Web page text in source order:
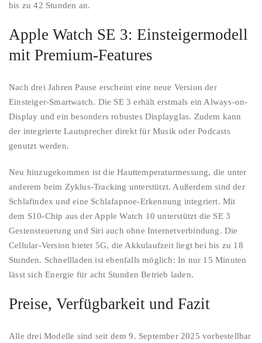
bis zu 42 Stunden an.
Apple Watch SE 3: Einsteigermodell
mit Premium-Features
Nach drei Jahren Pause erscheint eine neue Version der
Einsteiger-Smartwatch. Die SE 3 erhält erstmals ein Always-on-
Display und ein besonders robustes Displayglas. Zudem kann
der integrierte Lautsprecher direkt für Musik oder Podcasts
genutzt werden.
Neu hinzugekommen ist die Hauttemperaturmessung, die unter
anderem beim Zyklus-Tracking unterstützt. Außerdem sind der
Schlafindex und eine Schlafapnoe-Erkennung integriert. Mit
dem S10-Chip aus der Apple Watch 10 unterstützt die SE 3
Gestensteuerung und Siri auch ohne Internetverbindung. Die
Cellular-Version bietet 5G, die Akkulaufzeit liegt bei bis zu 18
Stunden. Schnellladen ist ebenfalls möglich: In nur 15 Minuten
lässt sich Energie für acht Stunden Betrieb laden.
Preise, Verfügbarkeit und Fazit
Alle drei Modelle sind seit dem 9. September 2025 vorbestellbar